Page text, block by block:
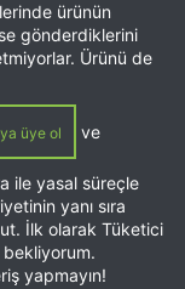
ürünün
gönderdiklerini
Ürünü de
üye ol ve
ile yasal süreçle
yanı sıra
İlk olarak Tüketici
yapmayın!